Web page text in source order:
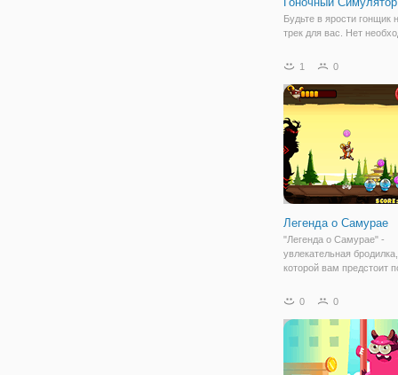
Будьте в ярости гонщик
трек для вас. Нет
гоночные автомобили и
можете выполнять
действия каскадеров и
полную
1 0
Легенда о Самурае
"Легенда о Самурае" -
увлекательная
которой вам предстоит
злым демоном. Тот
если он оступится, то
поздоровится. Игровой
0 0